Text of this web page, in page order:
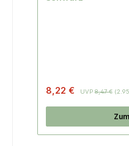
8,22 € UVP 8,47 €